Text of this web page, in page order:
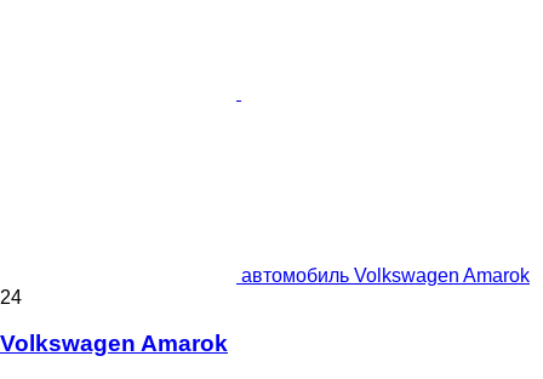
автомобиль Volkswagen Amarok
24
Volkswagen Amarok